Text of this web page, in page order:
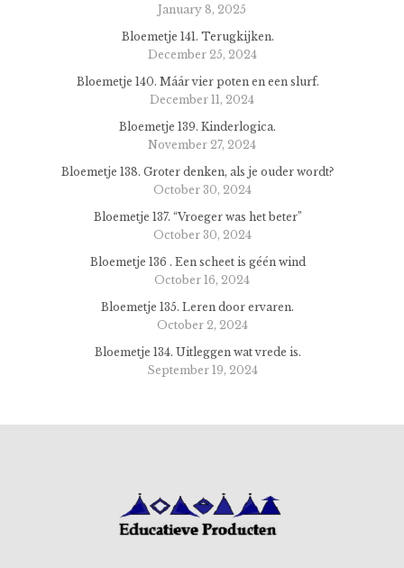
January 8, 2025
Bloemetje 141. Terugkijken.
December 25, 2024
Bloemetje 140. Máár vier poten en een slurf.
December 11, 2024
Bloemetje 139. Kinderlogica.
November 27, 2024
Bloemetje 138. Groter denken, als je ouder wordt?
October 30, 2024
Bloemetje 137. “Vroeger was het beter”
October 30, 2024
Bloemetje 136 . Een scheet is géén wind
October 16, 2024
Bloemetje 135. Leren door ervaren.
October 2, 2024
Bloemetje 134. Uitleggen wat vrede is.
September 19, 2024